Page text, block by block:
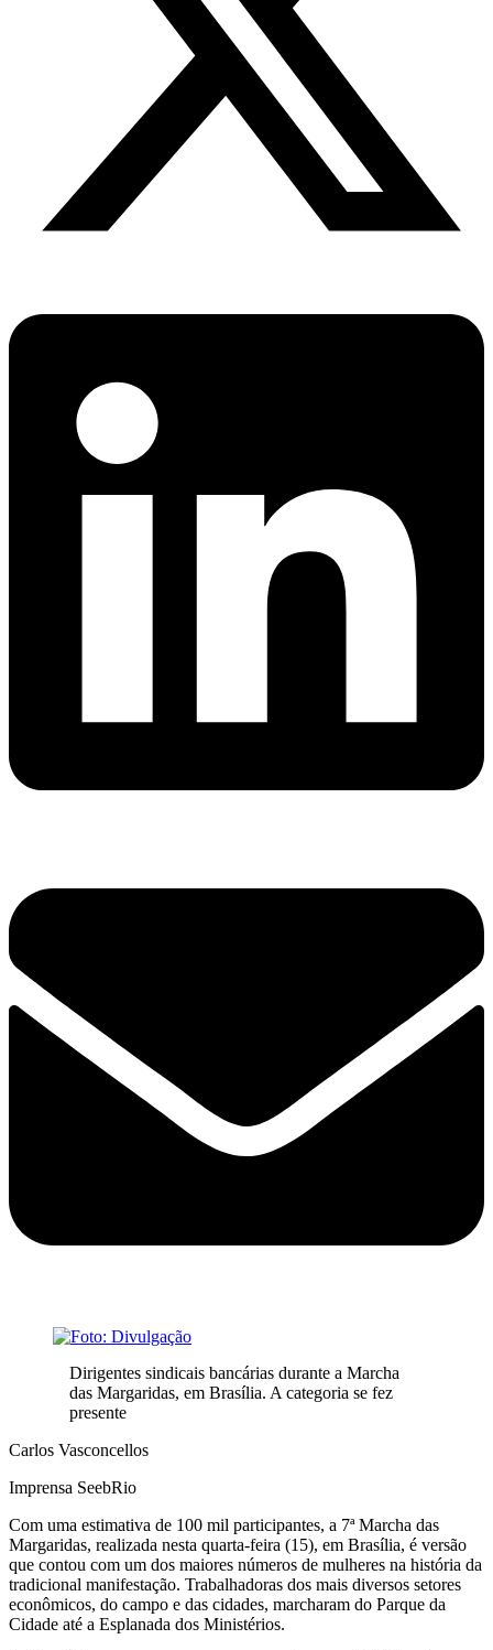
Dirigentes sindicais bancárias durante a Marcha
das Margaridas, em Brasília. A categoria se fez
presente
Carlos Vasconcellos
Imprensa SeebRio
Com uma estimativa de 100 mil participantes, a 7ª Marcha das
Margaridas, realizada nesta quarta-feira (15), em Brasília, é versão
que contou com um dos maiores números de mulheres na história da
tradicional manifestação. Trabalhadoras dos mais diversos setores
econômicos, do campo e das cidades, marcharam do Parque da
Cidade até a Esplanada dos Ministérios.